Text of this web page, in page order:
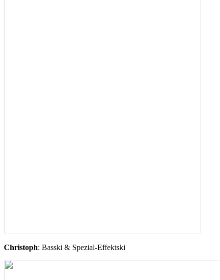
Christoph: Basski & Spezial-Effektski